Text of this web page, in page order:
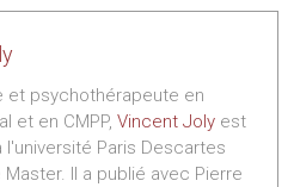
et psychothérapeute en
et en CMPP, Vincent Jolyest
l'université Paris Descartes
Il a publié avec Pierre